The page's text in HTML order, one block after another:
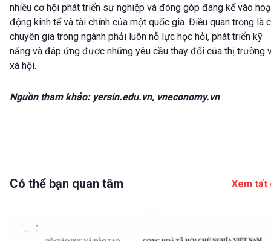
nhiều cơ hội phát triển sự nghiệp và đóng góp đáng kể vào
động kinh tế và tài chính của một quốc gia. Điều quan trọng là
chuyên gia trong ngành phải luôn nỗ lực học hỏi, phát triển kỹ
năng và đáp ứng được những yêu cầu thay đổi của thị trường
xã hội.
Nguồn tham khảo: yersin.edu.vn, vneconomy.vn
Có thể bạn quan tâm Xem tất